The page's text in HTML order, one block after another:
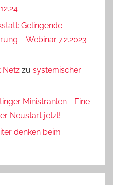
Gelingende
– Webinar 7.2.2023
Netz zu systemischer
Ministranten - Eine
Neustart jetzt!
denken beim